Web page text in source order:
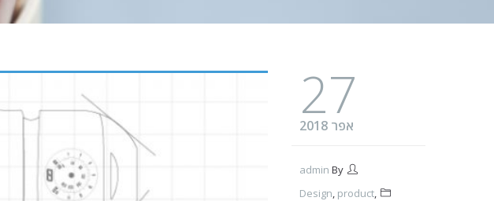
27
אפר 2018
By
admin
Design, product,